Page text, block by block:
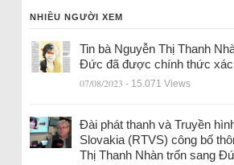
NHIỀU NGƯỜI XEM
Tin bà Nguyễn Thị Thanh
Đức đã được chính thức xác
07/08/2023 - 15.071 Views
Đài phát thanh và Truyền
Slovakia (RTVS) công bố
Thị Thanh Nhàn trốn sang